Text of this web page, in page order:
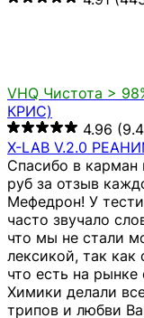
VHQ Чистота >
КРИСТАЛ)
4.96
FIRMA SINCE 2012
Элитный
Благовещенск
от3000₽/ 1г
~0.00056765 ₿
Похожие
РАСПРОДАЖА